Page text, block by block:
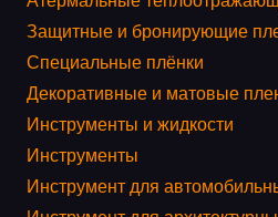
Защитные и бронирующие
Специальные плёнки
Декоративные и матовые
Инструменты и жидкости
Инструменты
Инструмент для